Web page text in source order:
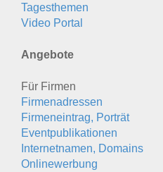
Tagesthemen
Video Portal
Angebote
Für Firmen
Firmenadressen
Firmeneintrag, Porträt
Eventpublikationen
Internetnamen, Domains
Onlinewerbung